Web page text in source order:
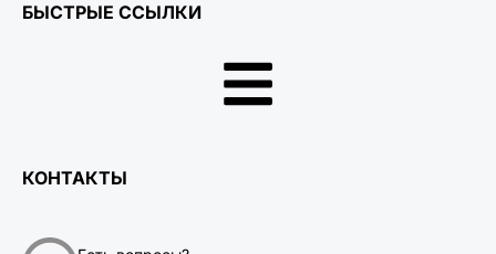
БЫСТРЫЕ ССЫЛКИ
КОНТАКТЫ